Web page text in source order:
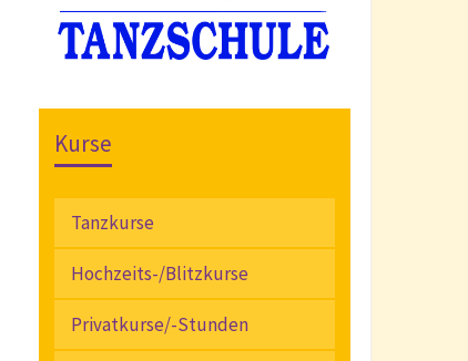
Kurse
Tanzkurse
Hochzeits-/Blitzkurse
Privatkurse/-Stunden